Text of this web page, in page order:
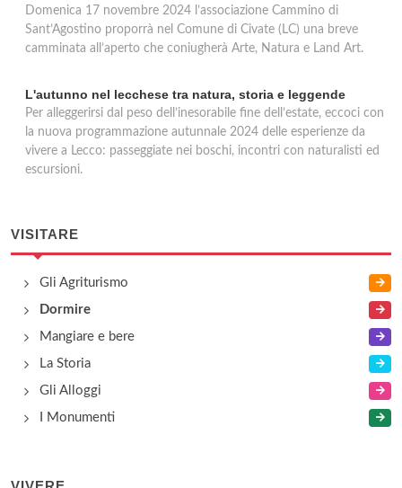
Domenica 17 novembre 2024 l’associazione Cammino di
Sant’Agostino proporrà nel Comune di Civate (LC) una breve
camminata all’aperto che coniugherà Arte, Natura e Land Art.
L'autunno nel lecchese tra natura, storia e leggende
Per alleggerirsi dal peso dell’inesorabile fine dell’estate, eccoci con
la nuova programmazione autunnale 2024 delle esperienze da
vivere a Lecco: passeggiate nei boschi, incontri con naturalisti ed
escursioni.
VISITARE
Gli Agriturismo
Dormire
Mangiare e bere
La Storia
Gli Alloggi
I Monumenti